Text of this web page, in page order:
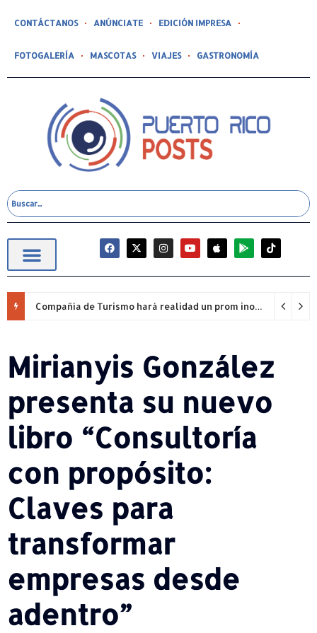
CONTÁCTANOS ANÚNCIATE EDICIÓN IMPRESA
FOTOGALERÍA MASCOTAS VIAJES GASTRONOMÍA
Compañía de Turismo hará realidad un prom inolvidable junto a Jowell para estudiantes de la Escuela Gabriela Mistral
Mirianyis González
presenta su nuevo
libro “Consultoría
con propósito:
Claves para
transformar
empresas desde
adentro”